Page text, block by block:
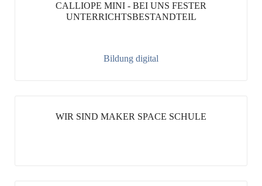
CALLIOPE MINI - BEI UNS FESTER
UNTERRICHTSBESTANDTEIL
Bildung digital
WIR SIND MAKER SPACE SCHULE